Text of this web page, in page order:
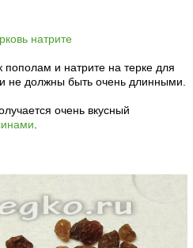
пополам и натрите на терке для
не должны быть очень длинными.
очень вкусный